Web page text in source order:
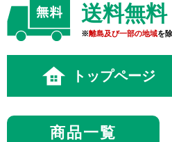
送料無料
※離島及び一部の地域を
トップページ
商品一覧